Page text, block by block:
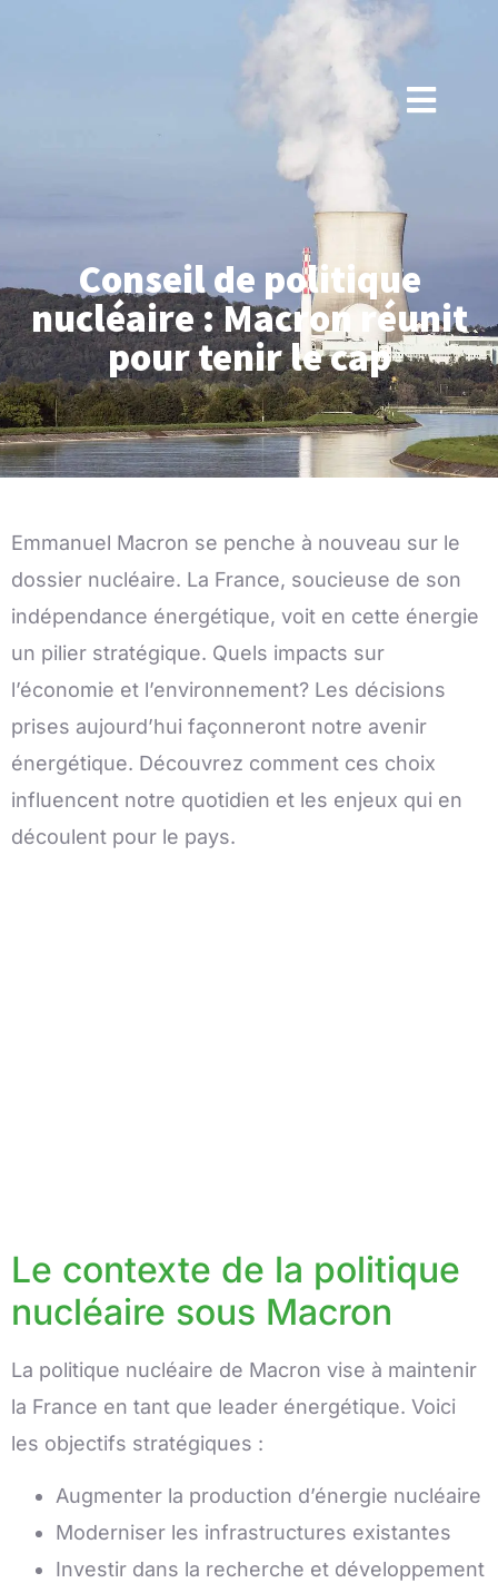
Conseil de politique
nucléaire : Macron réunit
pour tenir le cap
Emmanuel Macron se penche à nouveau sur le
dossier nucléaire. La France, soucieuse de son
indépendance énergétique, voit en cette énergie
un pilier stratégique. Quels impacts sur
l’économie et l’environnement? Les décisions
prises aujourd’hui façonneront notre avenir
énergétique. Découvrez comment ces choix
influencent notre quotidien et les enjeux qui en
découlent pour le pays.
Le contexte de la politique
nucléaire sous Macron
La politique nucléaire de Macron vise à maintenir
la France en tant que leader énergétique. Voici
les objectifs stratégiques :
Augmenter la production d’énergie nucléaire
Moderniser les infrastructures existantes
Investir dans la recherche et développement